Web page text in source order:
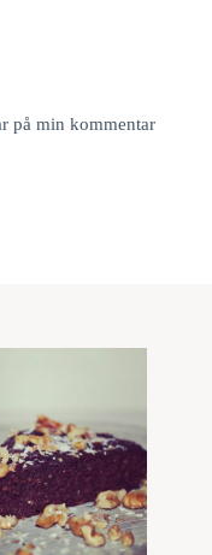
på min kommentar